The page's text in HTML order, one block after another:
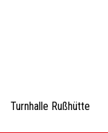
Turnhalle Rußhütte